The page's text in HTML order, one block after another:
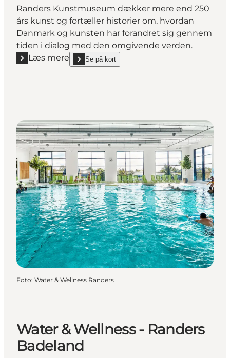
Randers Kunstmuseum dækker mere end 250
års kunst og fortæller historier om, hvordan
Danmark og kunsten har forandret sig gennem
tiden i dialog med den omgivende verden.
Læs mere
Læs mere "Randers Kunstmuseum"
Se på kort
show Randers Kunstmuseum on_map
Foto: Water & Wellness Randers
Water & Wellness - Randers
Badeland